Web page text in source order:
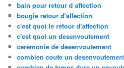
bain pour retour d affection
bougie retour d'affection
c'est quoi le retour d'affection
c'est quoi un desenvoutement
ceremonie de desenvoutement
combien coute un